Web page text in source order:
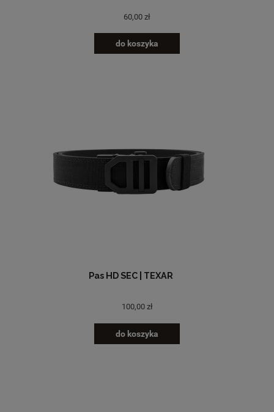
60,00 zł
do koszyka
Pas HD SEC | TEXAR
100,00 zł
do koszyka